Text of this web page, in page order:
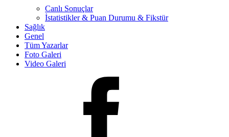
Canlı Sonuçlar
İstatistikler & Puan Durumu & Fikstür
Sağlık
Genel
Tüm Yazarlar
Foto Galeri
Video Galeri